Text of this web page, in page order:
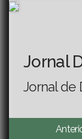
Jornal
Jornal de